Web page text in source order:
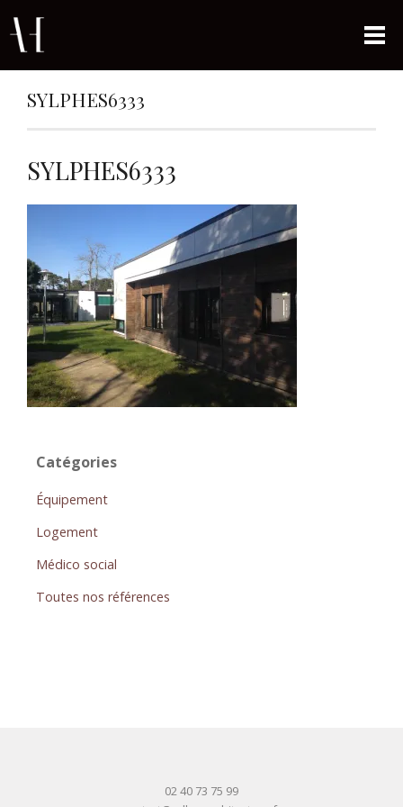
SYLPHES6333
SYLPHES6333
Catégories
Équipement
Logement
Médico social
Toutes nos références
02 40 73 75 99